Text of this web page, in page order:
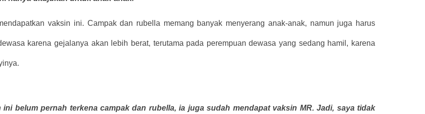
vaksin ini. Campak dan rubella memang banyak menyerang anak-anak, namun juga harus
karena gejalanya akan lebih berat, terutama pada perempuan dewasa yang sedang hamil, karena
belum pernah terkena campak dan rubella, ia juga sudah mendapat vaksin MR. Jadi, saya tidak